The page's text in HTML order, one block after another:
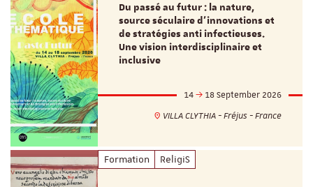
Du passé au futur : la nature,
source séculaire d’innovations et
de stratégies anti infectieuses.
Une vision interdisciplinaire et
inclusive
14
18 September 2026
VILLA CLYTHIA - Fréjus - France
Formation ReligiS